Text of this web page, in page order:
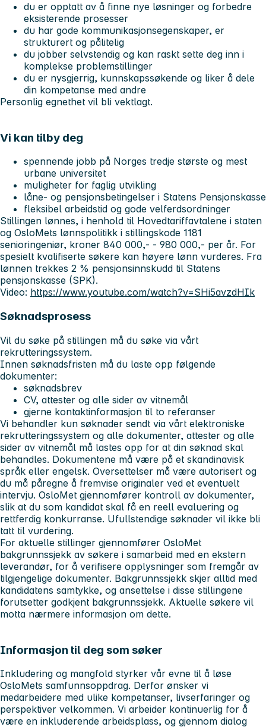
du er opptatt av å finne nye løsninger og forbedre
eksisterende prosesser
du har gode kommunikasjonsegenskaper, er
strukturert og pålitelig
du jobber selvstendig og kan raskt sette deg inn i
komplekse problemstillinger
du er nysgjerrig, kunnskapssøkende og liker å dele
din kompetanse med andre
Personlig egnethet vil bli vektlagt.
Vi kan tilby deg
spennende jobb på Norges tredje største og mest
urbane universitet
muligheter for faglig utvikling
låne- og pensjonsbetingelser i Statens Pensjonskasse
fleksibel arbeidstid og gode velferdsordninger
Stillingen lønnes, i henhold til Hovedtariffavtalene i staten
og OsloMets lønnspolitikk i stillingskode 1181
senioringeniør, kroner 840 000,- - 980 000,- per år. For
spesielt kvalifiserte søkere kan høyere lønn vurderes. Fra
lønnen trekkes 2 % pensjonsinnskudd til Statens
pensjonskasse (SPK).
Video: https://www.youtube.com/watch?v=SHi5avzdHIk
Søknadsprosess
Vil du søke på stillingen må du søke via vårt
rekrutteringssystem.
Innen søknadsfristen må du laste opp følgende
dokumenter:
søknadsbrev
CV, attester og alle sider av vitnemål
gjerne kontaktinformasjon til to referanser
Vi behandler kun søknader sendt via vårt elektroniske
rekrutteringssystem og alle dokumenter, attester og alle
sider av vitnemål må lastes opp for at din søknad skal
behandles. Dokumentene må være på et skandinavisk
språk eller engelsk. Oversettelser må være autorisert og
du må påregne å fremvise originaler ved et eventuelt
intervju. OsloMet gjennomfører kontroll av dokumenter,
slik at du som kandidat skal få en reell evaluering og
rettferdig konkurranse. Ufullstendige søknader vil ikke bli
tatt til vurdering.
For aktuelle stillinger gjennomfører OsloMet
bakgrunnssjekk av søkere i samarbeid med en ekstern
leverandør, for å verifisere opplysninger som fremgår av
tilgjengelige dokumenter. Bakgrunnssjekk skjer alltid med
kandidatens samtykke, og ansettelse i disse stillingene
forutsetter godkjent bakgrunnssjekk. Aktuelle søkere vil
motta nærmere informasjon om dette.
Informasjon til deg som søker
Inkludering og mangfold styrker vår evne til å løse
OsloMets samfunnsoppdrag. Derfor ønsker vi
medarbeidere med ulike kompetanser, livserfaringer og
perspektiver velkommen. Vi arbeider kontinuerlig for å
være en inkluderende arbeidsplass, og gjennom dialog